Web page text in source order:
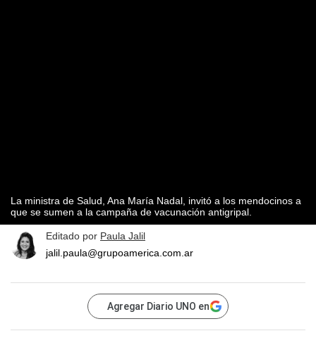
La ministra de Salud, Ana María Nadal, invitó a los mendocinos a
que se sumen a la campaña de vacunación antigripal.
Editado por Paula Jalil
jalil.paula@grupoamerica.com.ar
Agregar Diario UNO en